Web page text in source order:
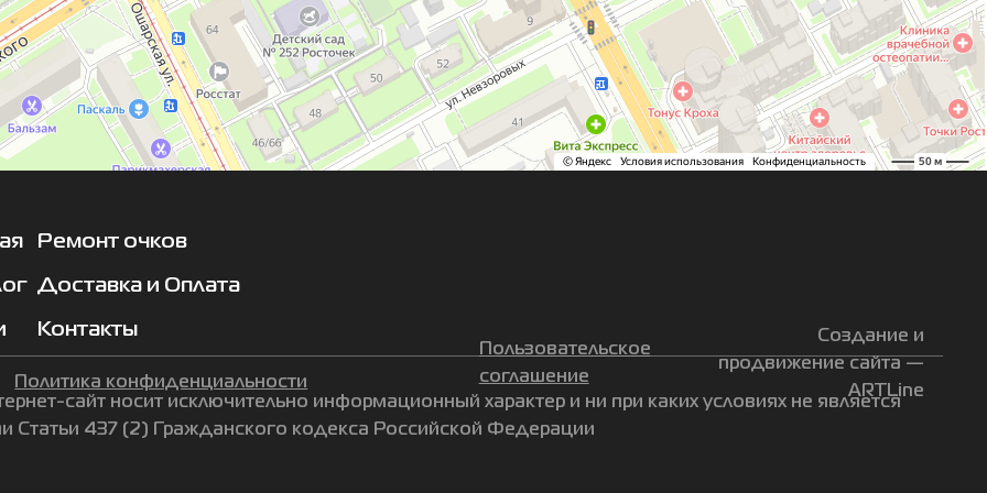
Ремонт очков
Доставка и Оплата
Контакты
Политика конфиденциальности
Пользовательское
соглашение
Создание и
продвижение сайта —
ARTLine
сайт носит исключительно информационный характер и ни при каких условиях не является
437 (2) Гражданского кодекса Российской Федерации